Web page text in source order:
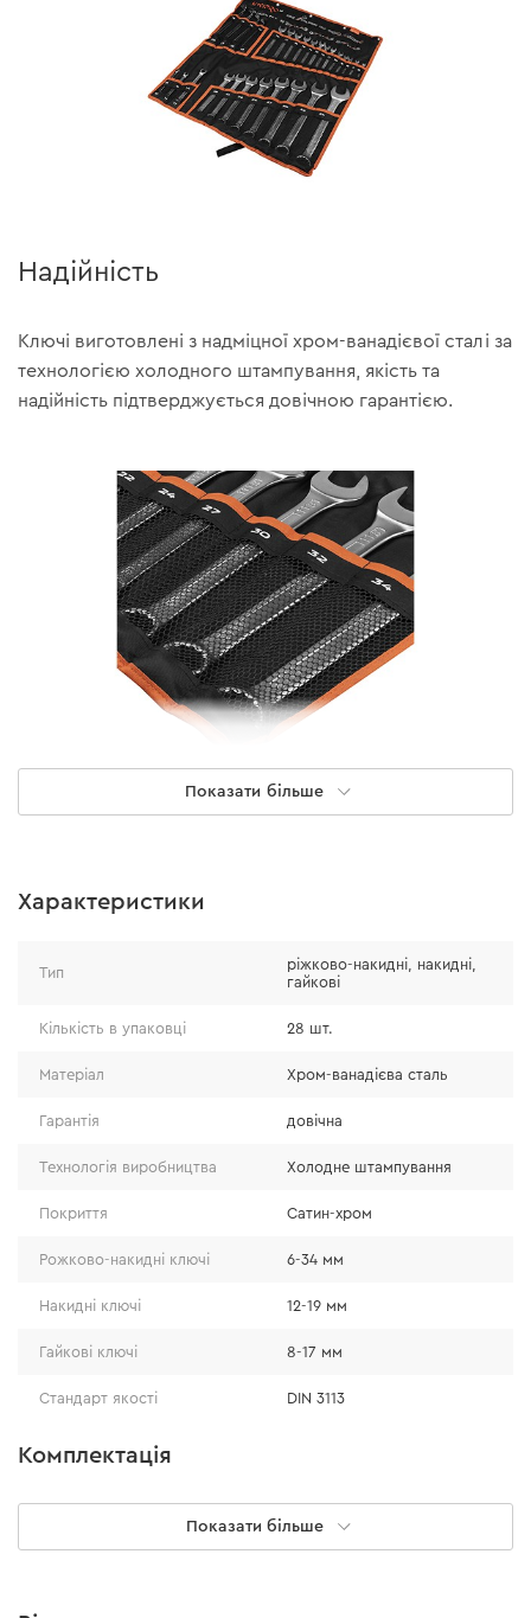
Надійність
Ключі виготовлені з надміцної хром-ванадієвої сталі за
технологією холодного штампування, якість та
надійність підтверджується довічною гарантією.
Особливості
Даний набір — ідеальне рішення для роботи на СТО, в
гаражі та ремонту різної техніки. Він містить 28
накидні 12-19 мм
ключі не залишають пошкоджень під час
відкручування та закручування гайок.
Ще одна особливість набору — наявність розрізних
гідравлічними трубками.
Показати більше
Характеристики
Тип
ріжково-накидні, накидні,
гайкові
Кількість в упаковці 28 шт.
Матеріал Хром-ванадієва сталь
Гарантія довічна
Технологія виробництва Холодне штампування
Покриття Сатин-хром
Рожково-накидні ключі 6-34 мм
Накидні ключі 12-19 мм
Гайкові ключі 8-17 мм
Стандарт якості DIN 3113
Комплектація
Показати більше